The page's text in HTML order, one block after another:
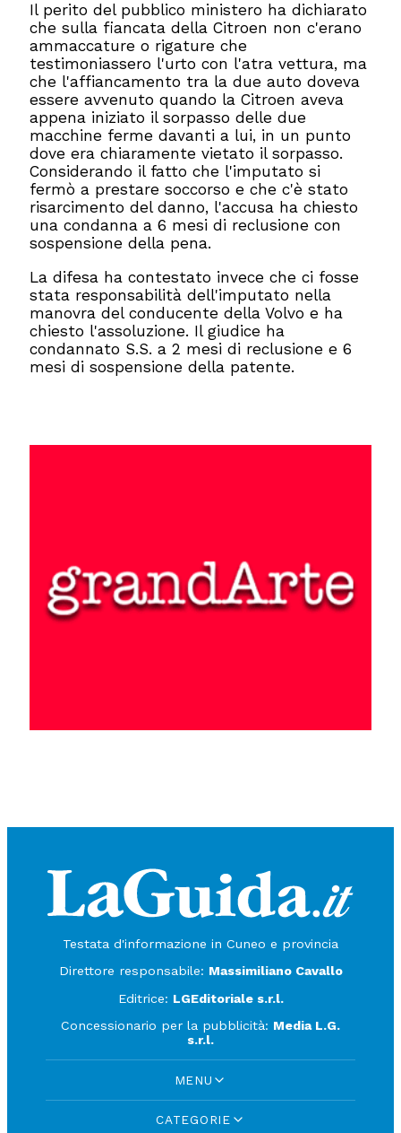
Il perito del pubblico ministero ha dichiarato
che sulla fiancata della Citroen non c'erano
ammaccature o rigature che
testimoniassero l'urto con l'atra vettura, ma
che l'affiancamento tra la due auto doveva
essere avvenuto quando la Citroen aveva
appena iniziato il sorpasso delle due
macchine ferme davanti a lui, in un punto
dove era chiaramente vietato il sorpasso.
Considerando il fatto che l'imputato si
fermò a prestare soccorso e che c'è stato
risarcimento del danno, l'accusa ha chiesto
una condanna a 6 mesi di reclusione con
sospensione della pena.
La difesa ha contestato invece che ci fosse
stata responsabilità dell'imputato nella
manovra del conducente della Volvo e ha
chiesto l'assoluzione. Il giudice ha
condannato S.S. a 2 mesi di reclusione e 6
mesi di sospensione della patente.
Testata d'informazione in Cuneo e provincia
Direttore responsabile: Massimiliano Cavallo
Editrice: LGEditoriale s.r.l.
Concessionario per la pubblicità: Media L.G.
s.r.l.
MENU
CATEGORIE